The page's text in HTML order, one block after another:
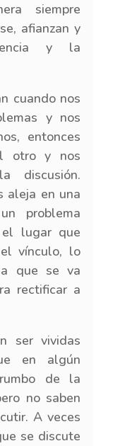
siempre
afianzan y
y la
cuando nos
y nos
entonces
otro y nos
discusión.
aleja en una
problema
lugar que
vínculo, lo
que se va
rectificar a
ser vividas
en algún
de la
no saben
A veces
se discute